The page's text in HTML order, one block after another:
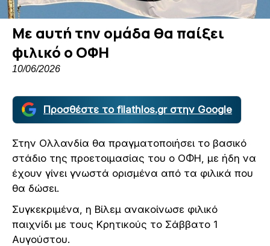
Με αυτή την ομάδα θα παίξει
φιλικό ο ΟΦΗ
10/06/2026
Προσθέστε το filathlos.gr στην Google
Στην Ολλανδία θα πραγματοποιήσει το βασικό
στάδιο της προετοιμασίας του ο ΟΦΗ, με ήδη να
έχουν γίνει γνωστά ορισμένα από τα φιλικά που
θα δώσει.
Συγκεκριμένα, η Βίλεμ ανακοίνωσε φιλικό
παιχνίδι με τους Κρητικούς το Σάββατο 1
Αυγούστου.